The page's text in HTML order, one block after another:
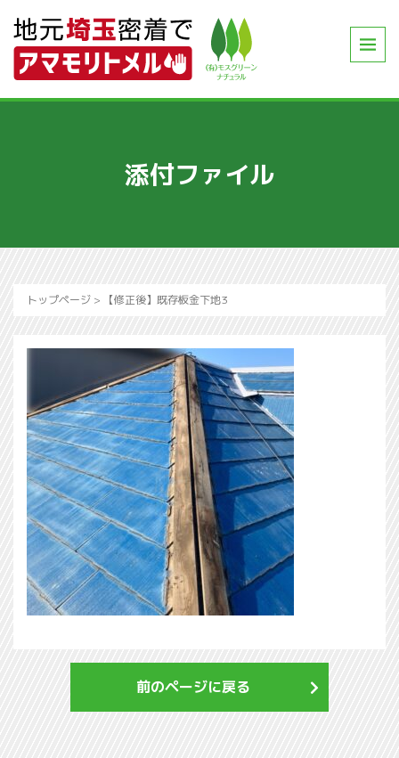
添付ファイル
トップページ > 【修正後】既存板金下地3
前のページに戻る